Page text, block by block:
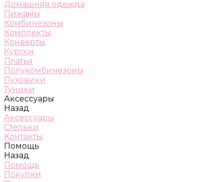
Домашняя одежда
Пижамы
Комбинезоны
Комплекты
Конверты
Куртки
Платья
Полукомбинезоны
Пуховики
Туники
Аксессуары
Назад
Аксессуары
Стельки
Контакты
Помощь
Назад
Помощь
Покупки